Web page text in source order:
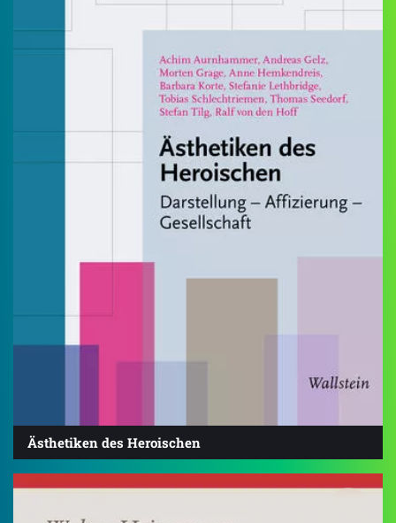
Ästhetiken des Heroischen